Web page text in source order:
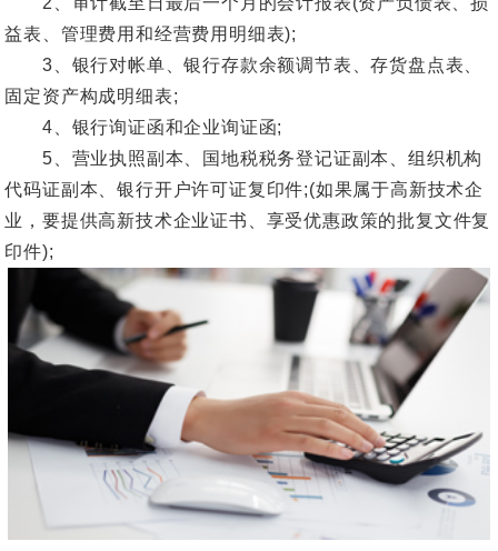
益表、管理费用和经营费用明细表);
3、银行对帐单、银行存款余额调节表、存货盘点表、
固定资产构成明细表;
4、银行询证函和企业询证函;
5、营业执照副本、国地税税务登记证副本、组织机构
代码证副本、银行开户许可证复印件;(如果属于高新技术企
业，要提供高新技术企业证书、享受优惠政策的批复文件复
印件);